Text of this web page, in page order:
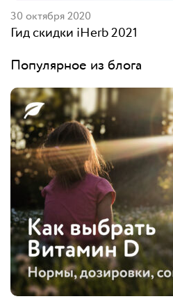
30 октября 2020
Гид скидки iHerb 2021
Популярное из блога